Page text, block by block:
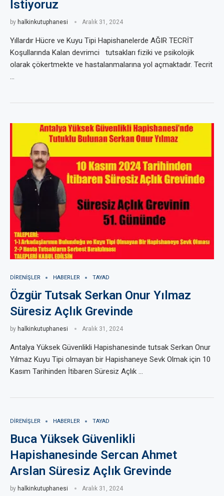
İstiyoruz
by halkinkutuphanesi Aralık 31, 2024
Yıllardır Hücre ve Kuyu Tipi Hapishanelerde AĞIR TECRİT
Koşullarında Kalan devrimci tutsakları fiziki ve psikolojik
olarak çökertmekte ve hastalanmalarına yol açmaktadır. Tecrit
…
DIRENIŞLER HABERLER TAYAD
Özgür Tutsak Serkan Onur Yılmaz
Süresiz Açlık Grevinde
by halkinkutuphanesi Aralık 31, 2024
Antalya Yüksek Güvenlikli Hapishanesinde tutsak Serkan Onur
Yılmaz Kuyu Tipi olmayan bir Hapishaneye Sevk Olmak için 10
Kasım Tarihinden İtibaren Süresiz Açlık …
DIRENIŞLER HABERLER TAYAD
Buca Yüksek Güvenlikli
Hapishanesinde Sercan Ahmet
Arslan Süresiz Açlık Grevinde
by halkinkutuphanesi Aralık 31, 2024